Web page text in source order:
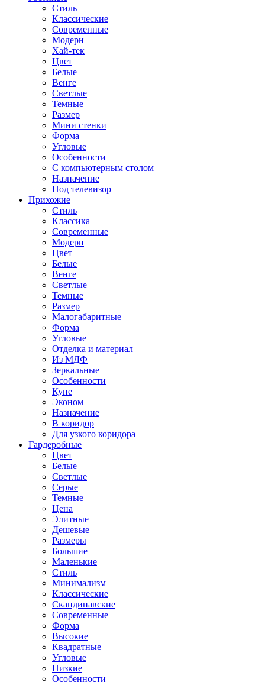
Стиль
Классические
Современные
Модерн
Хай-тек
Цвет
Белые
Венге
Светлые
Темные
Размер
Мини стенки
Форма
Угловые
Особенности
С компьютерным столом
Назначение
Под телевизор
Прихожие
Стиль
Классика
Современные
Модерн
Цвет
Белые
Венге
Светлые
Темные
Размер
Малогабаритные
Форма
Угловые
Отделка и материал
Из МДФ
Зеркальные
Особенности
Купе
Эконом
Назначение
В коридор
Для узкого коридора
Гардеробные
Цвет
Белые
Светлые
Серые
Темные
Цена
Элитные
Дешевые
Размеры
Большие
Маленькие
Стиль
Минимализм
Классические
Скандинавские
Современные
Форма
Высокие
Квадратные
Угловые
Низкие
Особенности